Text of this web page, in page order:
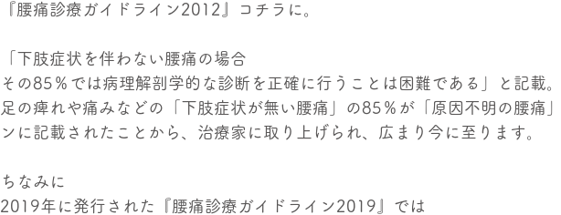
『腰痛診療ガイドライン2012』コチラに。
「下肢症状を伴わない腰痛の場合
その85％では病理解剖学的な診断を正確に行うことは困難である」と記載
足の痺れや痛みなどの「下肢症状が無い腰痛」の85％が「原因不明の腰痛
ンに記載されたことから、治療家に取り上げられ、広まり今に至ります。
ちなみに
2019年に発行された『腰痛診療ガイドライン2019』では